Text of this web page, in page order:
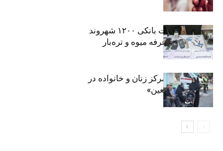
افشای اطلاعات بانکی ۱۲۰۰ شهروند
تهرانی در یک غرفه میوه و تره‌بار
روایت حضور مرکز زنان و خانواده در
«جاماندگان اربعین»